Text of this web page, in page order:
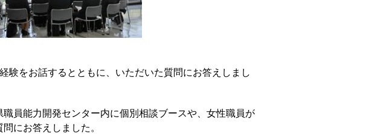
験をお話するとともに、いただいた質問にお答えしまし
員能力開発センター内に個別相談ブースや、女性職員が
にお答えしました。